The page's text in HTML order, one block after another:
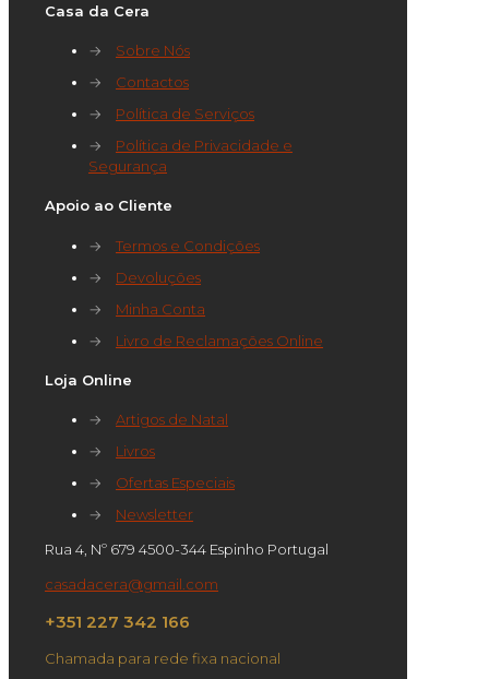
Casa da Cera
→
Sobre Nós
→
Contactos
→
Política de Serviços
→
Política de Privacidade e
Segurança
Apoio ao Cliente
→
Termos e Condições
→
Devoluções
→
Minha Conta
→
Livro de Reclamações Online
Loja Online
→
Artigos de Natal
→
Livros
→
Ofertas Especiais
→
Newsletter
Rua 4, Nº 679 4500-344 Espinho Portugal
casadacera@gmail.com
+351 227 342 166
Chamada para rede fixa nacional